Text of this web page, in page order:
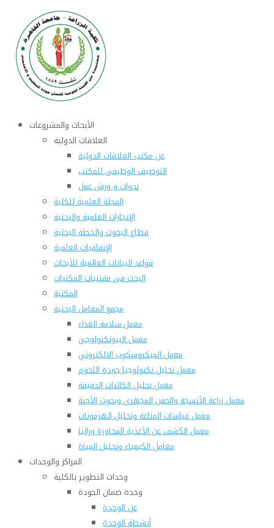
الأبحاث والمشروعات
العلاقات الدولية
عن مكتب العلاقات الدولية
التوصيف الوظيفى للمكتب
ندوات و ورش عمل
المجلة العلمية للكلية
الإنجازات العلمية والبحثية
قطاع البحوث والخطة البحثية
الإتفاقيات العلمية
قواعد البيانات العالمية للأبحاث
البحث فى مقتنيات المكتبات
المكتبة
مجمع المعامل البحثية
معمل سلامة الغذاء
معمل البيوتكنولوجى
معمل الميكروسكوب الالكتروني
معمل تحليل تكنولوجيا جودة اللحوم
معمل تحليل الكائنات الدقيقة
معمل زراعة الأنسجة والحقن المجهرى وبحوث الأجنة
معمل قياسات المناعة وتحليل الهرمونات
معمل الكشف عن الأغذية المحاورة وراثيا
معامل الكيمياء وتحليل المياة
المراكز والوحدات
وحدات التطوير بالكلية
وحدة ضمان الجودة
عن الوحدة
أنشطة الوحدة